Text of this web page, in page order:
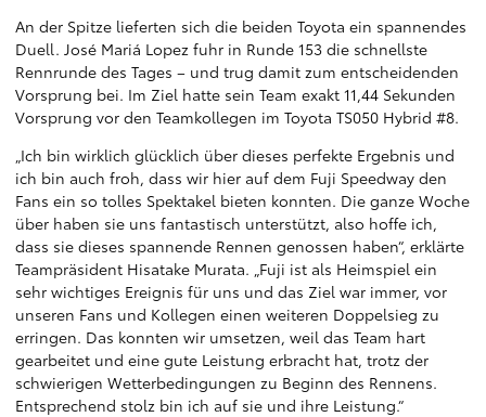
An der Spitze lieferten sich die beiden Toyota ein spannendes
Duell. José Mariá Lopez fuhr in Runde 153 die schnellste
Rennrunde des Tages – und trug damit zum entscheidenden
Vorsprung bei. Im Ziel hatte sein Team exakt 11,44 Sekunden
Vorsprung vor den Teamkollegen im Toyota TS050 Hybrid #8.
„Ich bin wirklich glücklich über dieses perfekte Ergebnis und
ich bin auch froh, dass wir hier auf dem Fuji Speedway den
Fans ein so tolles Spektakel bieten konnten. Die ganze Woche
über haben sie uns fantastisch unterstützt, also hoffe ich,
dass sie dieses spannende Rennen genossen haben“, erklärte
Teampräsident Hisatake Murata. „Fuji ist als Heimspiel ein
sehr wichtiges Ereignis für uns und das Ziel war immer, vor
unseren Fans und Kollegen einen weiteren Doppelsieg zu
erringen. Das konnten wir umsetzen, weil das Team hart
gearbeitet und eine gute Leistung erbracht hat, trotz der
schwierigen Wetterbedingungen zu Beginn des Rennens.
Entsprechend stolz bin ich auf sie und ihre Leistung.“